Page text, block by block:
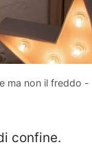
ma non il freddo -
confine.